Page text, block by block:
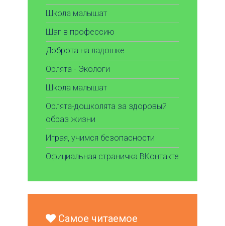
Школа малышат
Шаг в профессию
Доброта на ладошке
Орлята - Экологи
Школа малышат
Орлята-дошколята за здоровый
образ жизни
Играя, учимся безопасности
Официальная страничка ВКонтакте
Самое читаемое